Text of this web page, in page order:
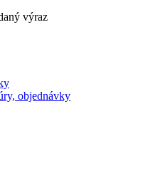
výraz
objednávky